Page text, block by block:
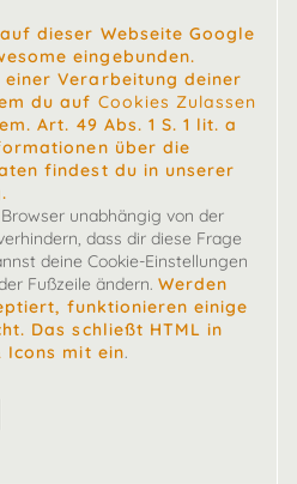
dieser Webseite Google
eingebunden.
Verarbeitung deiner
du auf Cookies Zulassen
Art. 49 Abs. 1 S. 1 lit. a
über die
findest du in unserer
unabhängig von der
dass dir diese Frage
deine Cookie-Einstellungen
Fußzeile ändern. Werden
funktionieren einige
Das schließt HTML in
Icons mit ein.